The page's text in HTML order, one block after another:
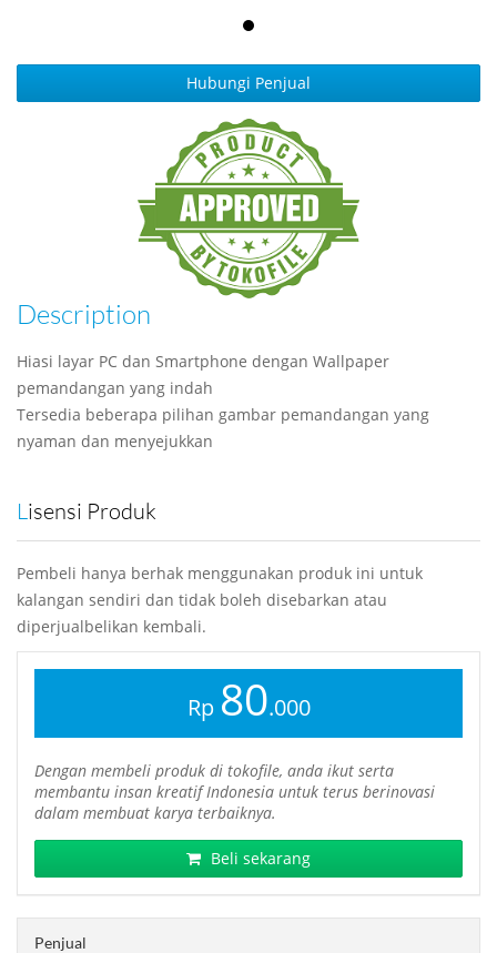
Hubungi Penjual
Description
Hiasi layar PC dan Smartphone dengan Wallpaper
pemandangan yang indah
Tersedia beberapa pilihan gambar pemandangan yang
nyaman dan menyejukkan
Lisensi Produk
Pembeli hanya berhak menggunakan produk ini untuk
kalangan sendiri dan tidak boleh disebarkan atau
diperjualbelikan kembali.
Rp 80.000
Dengan membeli produk di tokofile, anda ikut serta
membantu insan kreatif Indonesia untuk terus berinovasi
dalam membuat karya terbaiknya.
Beli sekarang
Penjual